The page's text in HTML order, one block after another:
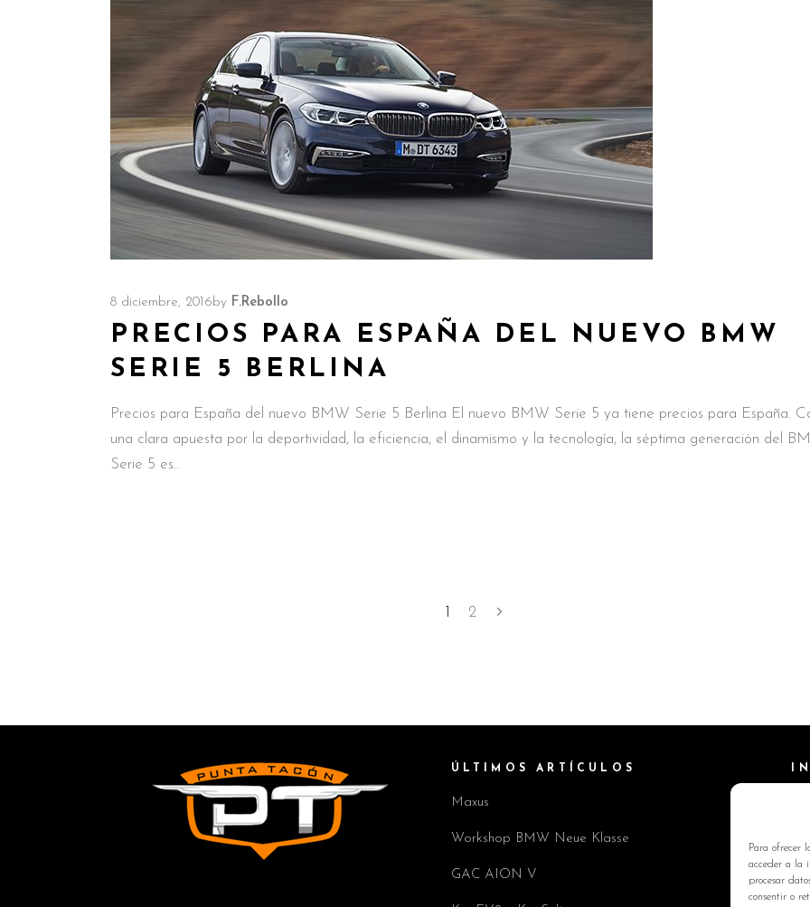
Para ofrecer
acceder a la
procesar
consentir o
8 diciembre, 2016by F.Rebollo
PRECIOS PARA ESPAÑA DEL NUEVO BMW
SERIE 5 BERLINA
Precios para España del nuevo BMW Serie 5 Berlina El nuevo BMW Serie 5 ya tiene precios para España.
una clara apuesta por la deportividad, la eficiencia, el dinamismo y la tecnología, la séptima generación del
Serie 5 es
2
ÚLTIMOS ARTÍCULOS
Maxus
Workshop BMW Neue Klasse
GAC AION V